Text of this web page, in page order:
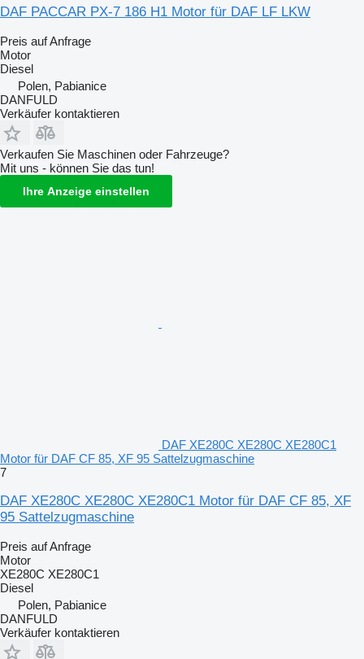
DAF PACCAR PX-7 186 H1 Motor für DAF LF LKW
Preis auf Anfrage
Motor
Diesel
Polen, Pabianice
DANFULD
Verkäufer kontaktieren
Verkaufen Sie Maschinen oder Fahrzeuge?
Mit uns - können Sie das tun!
Ihre Anzeige einstellen
DAF XE280C XE280C XE280C1
Motor für DAF CF 85, XF 95 Sattelzugmaschine
7
DAF XE280C XE280C XE280C1 Motor für DAF CF 85, XF
95 Sattelzugmaschine
Preis auf Anfrage
Motor
XE280C XE280C1
Diesel
Polen, Pabianice
DANFULD
Verkäufer kontaktieren